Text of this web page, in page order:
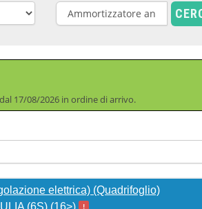
17/08/2026 in ordine di arrivo.
elettrica) (Quadrifoglio)
(6S) (16>)
!